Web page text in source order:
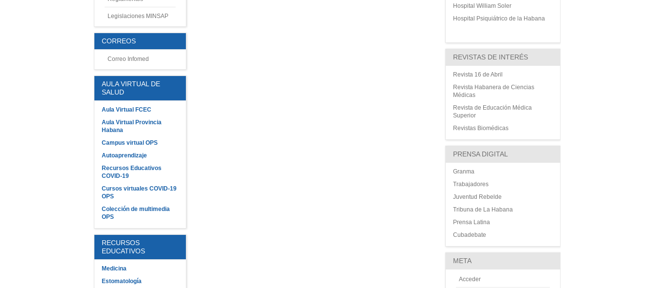
Legislaciones MINSAP
CORREOS
Correo Infomed
AULA VIRTUAL DE
SALUD
Aula Virtual FCEC
Aula Virtual Provincia
Habana
Campus virtual OPS
Autoaprendizaje
Recursos Educativos
COVID-19
Cursos virtuales COVID-19
OPS
Colección de multimedia
OPS
RECURSOS
EDUCATIVOS
Medicina
Estomatología
Hospital William Soler
Hospital Psiquiátrico de la Habana
REVISTAS DE INTERÉS
Revista 16 de Abril
Revista Habanera de Ciencias
Médicas
Revista de Educación Médica
Superior
Revistas Biomédicas
PRENSA DIGITAL
Granma
Trabajadores
Juventud Rebelde
Tribuna de La Habana
Prensa Latina
Cubadebate
META
Acceder